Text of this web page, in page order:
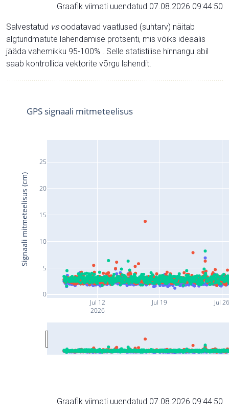
Graafik viimati uuendatud 07.08.2026 09:44:50
Salvestatud vsoodatavad vaatlused (suhtarv) näitab
algtundmatute lahendamise protsenti, mis võiks ideaalis
jääda vahemikku 95-100% . Selle statistilise hinnangu abil
saab kontrollida vektorite võrgu lahendit.
Jul 12
2026
Jul 19 Jul
0
5
10
15
20
25
GPS signaali mitmeteelisus
Signaali mitmeteelisus (cm)
Graafik viimati uuendatud 07.08.2026 09:44:50